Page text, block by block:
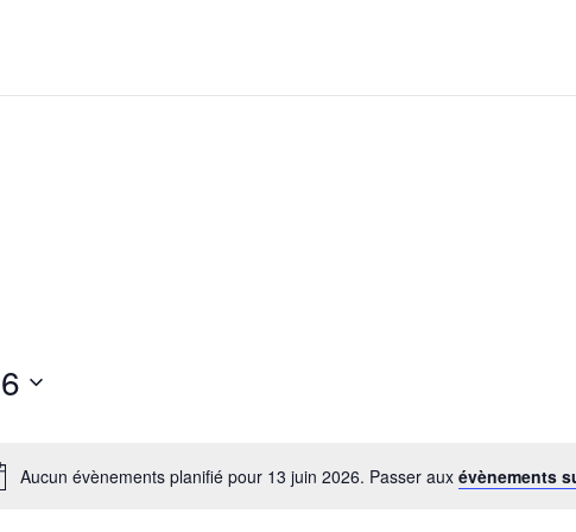
Aucun évènements planifié pour 13 juin 2026. Passer aux évènements